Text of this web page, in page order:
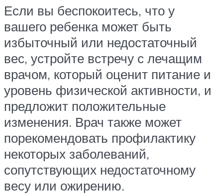
Если вы беспокоитесь, что у
вашего ребенка может быть
избыточный или недостаточный
вес, устройте встречу с лечащим
врачом, который оценит питание и
уровень физической активности, и
предложит положительные
изменения. Врач также может
порекомендовать профилактику
некоторых заболеваний,
сопутствующих недостаточному
весу или ожирению.